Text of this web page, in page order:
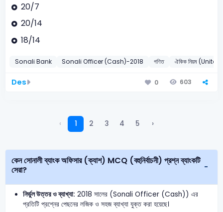
20/7
20/14
18/14
Sonali Bank Sonali Officer (Cash)-2018 গণিত ঐকিক নিয়ম
Des 0 603
‹ 1 2 3 4 5 ›
কেন সোনালী ব্যাংক অফিসার (ক্যাশ) MCQ (বহুনির্বাচনী) প্রশ্ন ব্যাংকটি
সেরা?
নির্ভুল উত্তর ও ব্যাখ্যা: 2018 সালের (Sonali Officer (Cash)) এর
প্রতিটি প্রশ্নের পেছনের লজিক ও সহজ ব্যাখ্যা যুক্ত করা হয়েছে।